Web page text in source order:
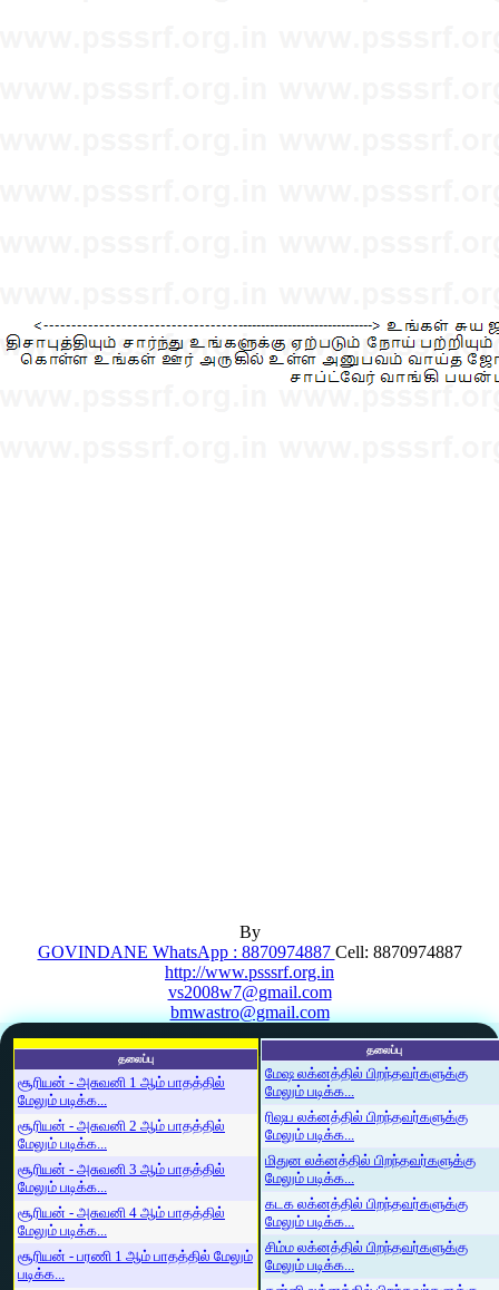
By
GOVINDANE WhatsApp : 8870974887 Cell: 8870974887
http://www.psssrf.org.in
vs2008w7@gmail.com
bmwastro@gmail.com
தலைப்பு
சூரியன் - அசுவனி 1 ஆம் பாதத்தில்
மேலும் படிக்க...
சூரியன் - அசுவனி 2 ஆம் பாதத்தில்
மேலும் படிக்க...
சூரியன் - அசுவனி 3 ஆம் பாதத்தில்
மேலும் படிக்க...
சூரியன் - அசுவனி 4 ஆம் பாதத்தில்
மேலும் படிக்க...
சூரியன் - பரணி 1 ஆம் பாதத்தில் மேலும்
படிக்க...
தலைப்பு
மேஷ லக்னத்தில் பிறந்தவர்களுக்கு
மேலும் படிக்க...
ரிஷப லக்னத்தில் பிறந்தவர்களுக்கு
மேலும் படிக்க...
மிதுன லக்னத்தில் பிறந்தவர்களுக்கு
மேலும் படிக்க...
கடக லக்னத்தில் பிறந்தவர்களுக்கு
மேலும் படிக்க...
சிம்ம லக்னத்தில் பிறந்தவர்களுக்கு
மேலும் படிக்க...